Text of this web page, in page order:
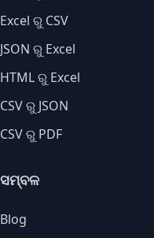
Excel ରୁ CSV
JSON ରୁ Excel
HTML ରୁ Excel
CSV ରୁ JSON
CSV ରୁ PDF
ସମ୍ବଳ
Blog